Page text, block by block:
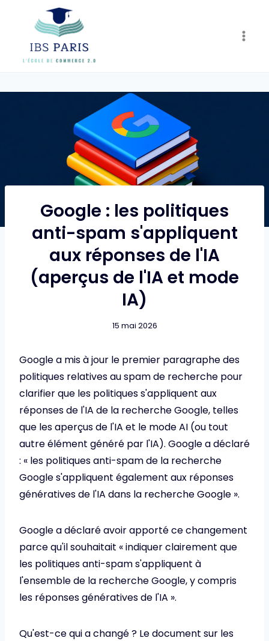
content
Google : les politiques
anti-spam s'appliquent
aux réponses de l'IA
(aperçus de l'IA et mode
IA)
15 mai 2026
Google a mis à jour le premier paragraphe des
politiques relatives au spam de recherche pour
clarifier que les politiques s'appliquent aux
réponses de l'IA de la recherche Google, telles
que les aperçus de l'IA et le mode AI (ou tout
autre élément généré par l'IA). Google a déclaré
: « les politiques anti-spam de la recherche
Google s'appliquent également aux réponses
génératives de l'IA dans la recherche Google ».
Google a déclaré avoir apporté ce changement
parce qu'il souhaitait « indiquer clairement que
les politiques anti-spam s'appliquent à
l'ensemble de la recherche Google, y compris
les réponses génératives de l'IA ».
Qu'est-ce qui a changé ? Le document sur les